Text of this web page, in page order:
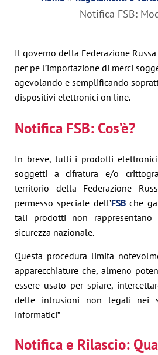
Notifica FSB:
Il governo della Federazione
per pe l’importazione di merci
agevolando e semplificando
dispositivi elettronici on line.
Notifica FSB: Cos’è?
In breve, tutti i prodotti
soggetti a cifratura e/o
territorio della Federazione
permesso speciale dell’FSBche
tali prodotti non
sicurezza nazionale.
Questa procedura limita
apparecchiature che, almeno
essere usato per spiare,
delle intrusioni non legali nei
informatici”
Notifica e Rilascio: